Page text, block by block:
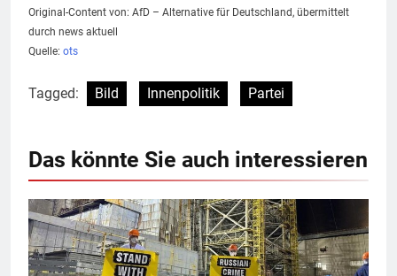
Original-Content von: AfD – Alternative für Deutschland, übermittelt
durch news aktuell
Quelle: ots
Tagged: Bild Innenpolitik Partei
Das könnte Sie auch interessieren